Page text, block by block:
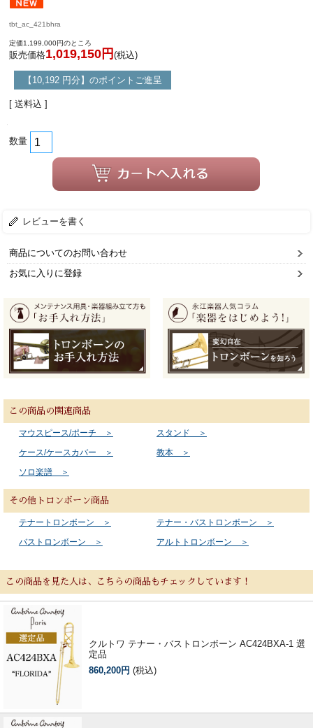
tbt_ac_421bhra
定価1,199,000円のところ
販売価格1,019,150円 (税込)
【10,192 円分】のポイントご進呈
[ 送料込 ]
数量
レビューを書く
商品についてのお問い合わせ
お気に入りに登録
この商品の関連商品
マウスピース/ポーチ ＞
スタンド ＞
ケース/ケースカバー ＞
教本 ＞
ソロ楽譜 ＞
その他トロンボーン商品
テナートロンボーン ＞
テナー・バストロンボーン ＞
バストロンボーン ＞
アルトトロンボーン ＞
この商品を見た人は、こちらの商品もチェックしています！
クルトワ テナー・バストロンボーン AC424BXA-1 選
定品
860,200円 (税込)